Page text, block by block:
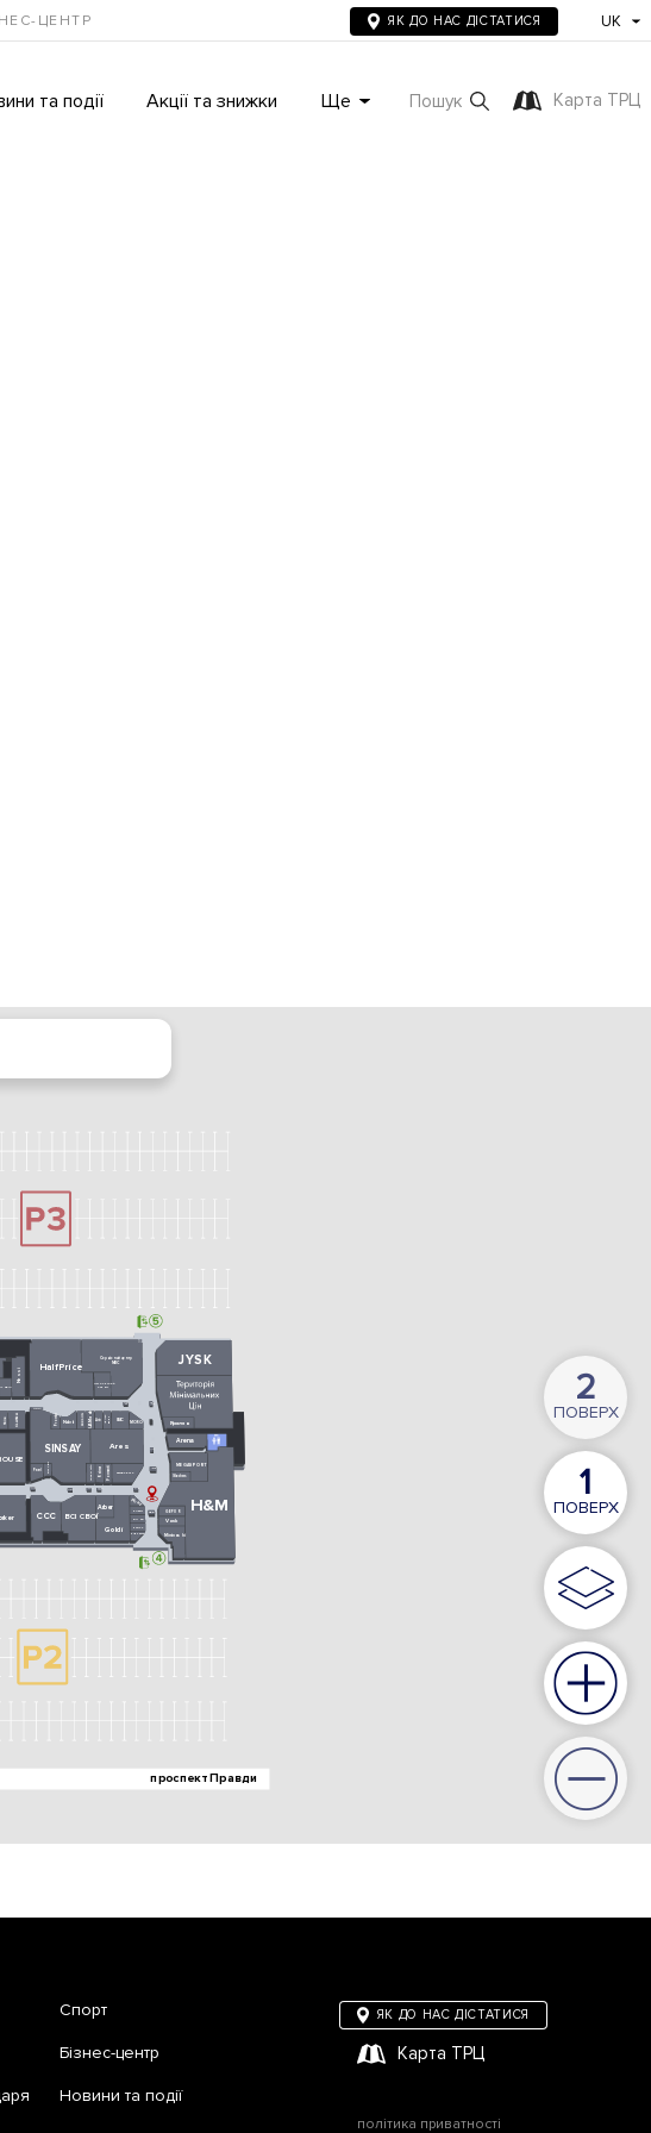
ЦЕНТР ЯК ДО НАС ДІСТАТИСЯ UK
та події Акції та знижки Ще Пошук Карта ТРЦ
Спорт
Бізнес-центр
Новини та події
ЯК ДО НАС ДІСТАТИСЯ
Карта ТРЦ
політика приватності